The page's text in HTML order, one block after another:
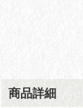
商品詳細